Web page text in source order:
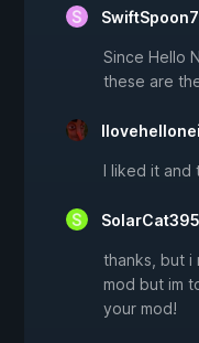
Since Hello
these are
I liked it and
SolarCat395
thanks, but i
mod but im
your mod!